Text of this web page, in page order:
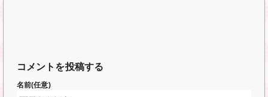
コメントを投稿する
名前(任意)